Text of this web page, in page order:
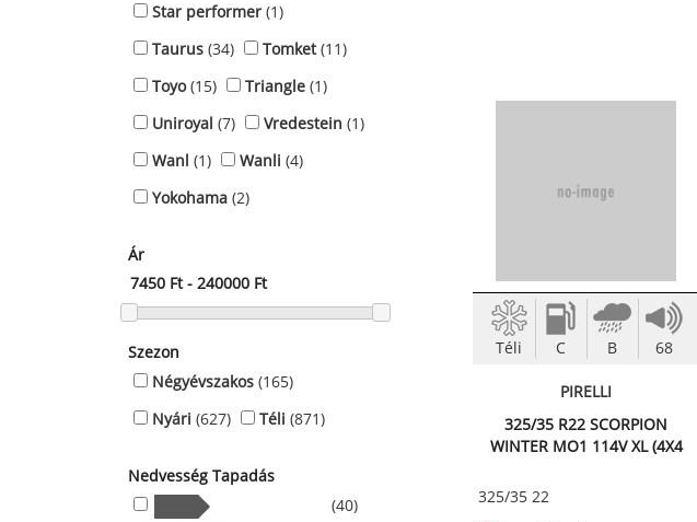
Star performer (1)
Taurus (34) Tomket(11)
Toyo(15) Triangle (1)
Uniroyal (7) Vredestein (1)
Wanl (1) Wanli (4)
Yokohama (2)
Ár
Szezon
Négyévszakos (165)
Nyári (627) Téli (871)
Nedvesség Tapadás
(40)
Téli C B 68
PIRELLI
325/35 R22 SCORPION
WINTER MO1 114V XL (4X4
325/35 22